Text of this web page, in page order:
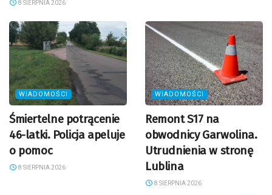
8 SIERPNIA 2026
WIADOMOŚCI
Śmiertelne potrącenie
46-latki. Policja apeluje
o pomoc
8 SIERPNIA 2026
WIADOMOŚCI
Remont S17 na
obwodnicy Garwolina.
Utrudnienia w stronę
Lublina
8 SIERPNIA 2026